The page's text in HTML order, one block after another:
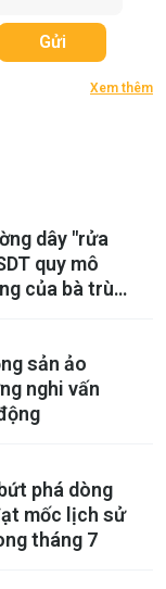
Gửi
Xem thêm
dây "rửa
quy mô
của bà trùm
sản ảo
nghi vấn
phá dòng
mốc lịch sử
tháng 7